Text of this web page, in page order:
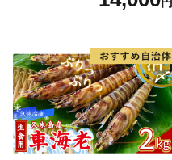
r002-051-a】 / ふるさと納税
イル済み 冷凍 カニ 蟹 かに
カニ味噌 甲羅 お得 格安 小ぶ
り 解凍 カニ鍋 甲羅焼き 海鮮
返礼品 特産品 新鮮 濃厚 旨み
簡単調理 家庭用 ギフト グル
メ